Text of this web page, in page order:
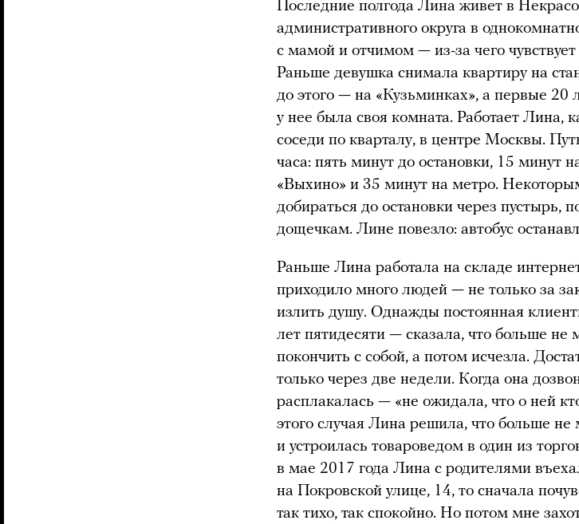
Последние полгода Лина живет в
административного округа в
с мамой и отчимом — из-за чего чувствует
Раньше девушка снимала квартиру на
до этого — на «Кузьминках», а первые 20
у нее была своя комната. Работает Лина,
соседи по кварталу, в центре Москвы.
часа: пять минут до остановки, 15 минут
«Выхино» и 35 минут на метро.
добираться до остановки через пустырь,
дощечкам. Лине повезло: автобус
Раньше Лина работала на складе
приходило много людей — не только за
излить душу. Однажды постоянная
лет пятидесяти — сказала, что больше не
покончить с собой, а потом исчезла.
только через две недели. Когда она
расплакалась — «не ожидала, что о ней
этого случая Лина решила, что больше
и устроилась товароведом в один из
в мае 2017 года Лина с родителями
на Покровской улице, 14, то сначала
так тихо, так спокойно. Но потом мне